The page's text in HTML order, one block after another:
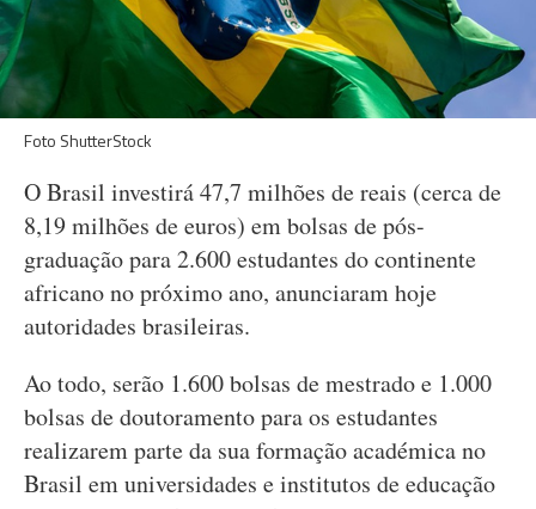
Foto ShutterStock
O Brasil investirá 47,7 milhões de reais (cerca de
8,19 milhões de euros) em bolsas de pós-
graduação para 2.600 estudantes do continente
africano no próximo ano, anunciaram hoje
autoridades brasileiras.
Ao todo, serão 1.600 bolsas de mestrado e 1.000
bolsas de doutoramento para os estudantes
realizarem parte da sua formação académica no
Brasil em universidades e institutos de educação